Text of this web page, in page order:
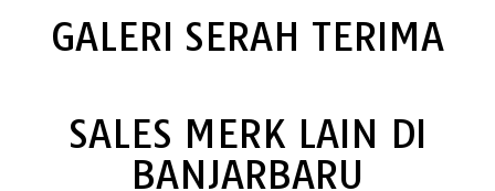
GALERI SERAH TERIMA
SALES MERK LAIN DI
BANJARBARU